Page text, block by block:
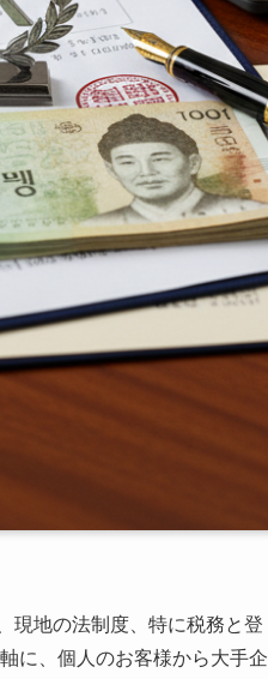
現地の法制度、特に税務と登
に、個人のお客様から大手企